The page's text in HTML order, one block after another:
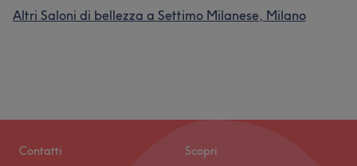
Altri Saloni di bellezza a Settimo Milanese, Milano
Contatti Scopri